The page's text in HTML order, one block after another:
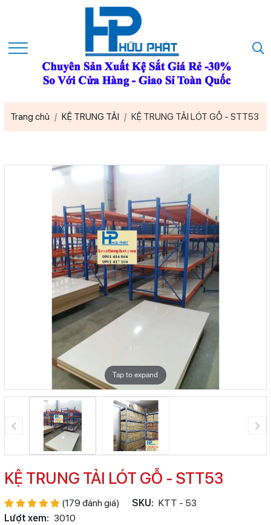
Trang chủ KỆ TRUNG TẢI KỆ TRUNG TẢI LÓT GỖ - STT53
Tap to expand
KỆ TRUNG TẢI LÓT GỖ - STT53
(179 đánh giá) SKU: KTT - 53
Lượt xem: 3010